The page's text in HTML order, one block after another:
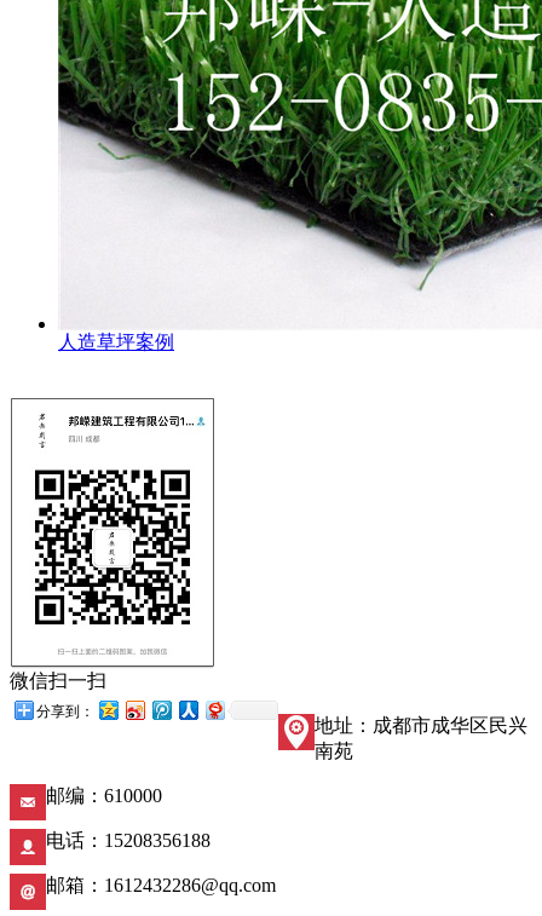
人造草坪案例
微信扫一扫
分享到：
地址：成都市成华区民兴
南苑
邮编：610000
电话：15208356188
邮箱：1612432286@qq.com